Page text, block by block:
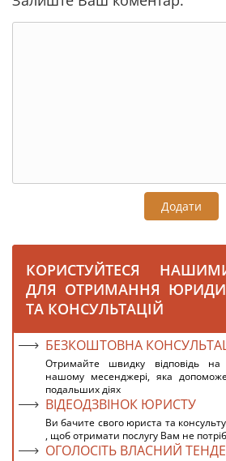
Додати
КОРИСТУЙТЕСЯ
ДЛЯ ОТРИМАННЯ
ТА КОНСУЛЬТАЦІЙ
БЕЗКОШТОВНА
Отримайте швидку відповідь
нашому месенджері, яка
подальших діях
ВІДЕОДЗВІНОК ЮРИСТУ
Ви бачите свого юриста та
, щоб отримати послугу Вам не
ОГОЛОСІТЬ ВЛАСНИЙ